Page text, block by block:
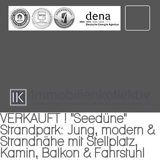
VERKAUFT ! "Seedüne"
Strandpark: Jung, modern &
Strandnähe mit Stellplatz,
Kamin, Balkon & Fahrstuhl